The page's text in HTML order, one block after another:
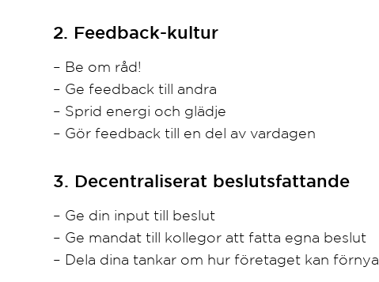
2. Feedback-kultur
– Be om råd!
– Ge feedback till andra
– Sprid energi och glädje
– Gör feedback till en del av vardagen
3. Decentraliserat beslutsfattande
– Ge din input till beslut
– Ge mandat till kollegor att fatta egna beslut
– Dela dina tankar om hur företaget kan